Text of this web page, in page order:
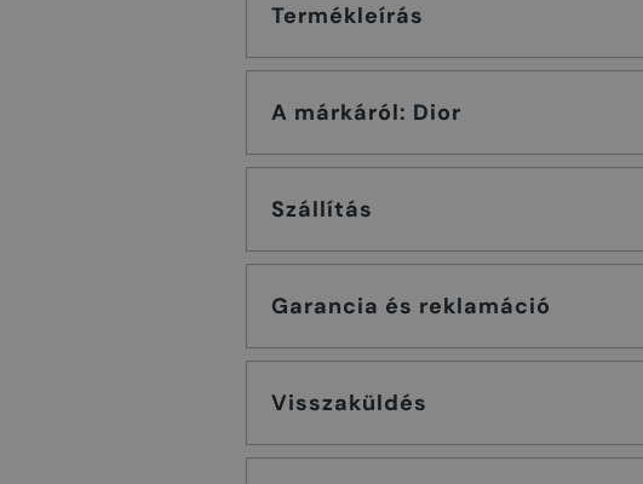
Termékleírás
A márkáról: Dior
Szállítás
Garancia és reklamáció
Visszaküldés